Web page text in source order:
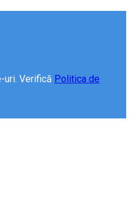
Verifică Politica de